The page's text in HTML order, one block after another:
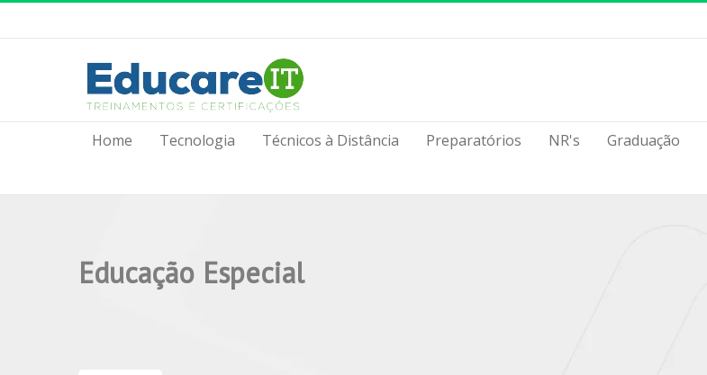
Home Tecnologia Técnicos à Distância Preparatórios NR's Graduação
Educação Especial